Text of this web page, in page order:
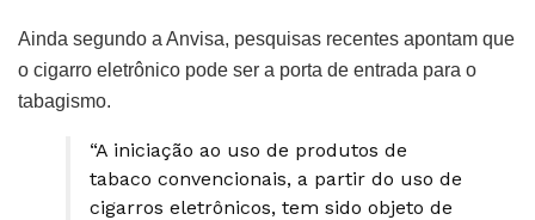
Ainda segundo a Anvisa, pesquisas recentes apontam que
o cigarro eletrônico pode ser a porta de entrada para o
tabagismo.
“A iniciação ao uso de produtos de
tabaco convencionais, a partir do uso de
cigarros eletrônicos, tem sido objeto de